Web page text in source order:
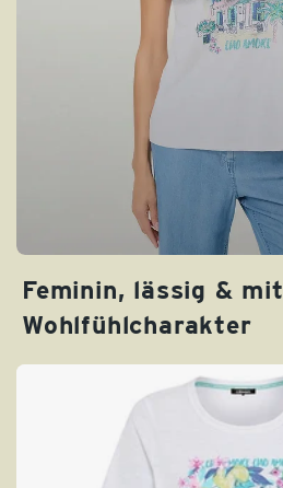
Feminin, lässig & mit
Wohlfühlcharakter